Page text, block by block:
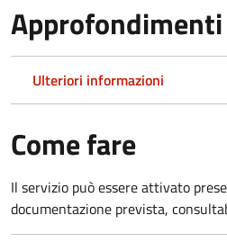
Approfondimenti
Ulteriori informazioni
Come fare
Il servizio può essere attivato
documentazione prevista,